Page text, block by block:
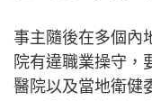
事主隨後在多個內
院有違職業操守，
醫院以及當地衛健